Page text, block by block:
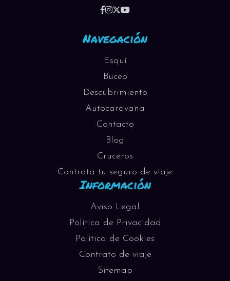
Navegación
Esquí
Buceo
Descubrimiento
Autocaravana
Contacto
Blog
Cruceros
Contrata tu seguro de viaje
Información
Aviso Legal
Política de Privacidad
Política de Cookies
Contrato de viaje
Sitemap